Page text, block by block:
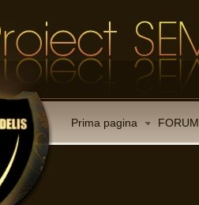
Prima pagina FORUM